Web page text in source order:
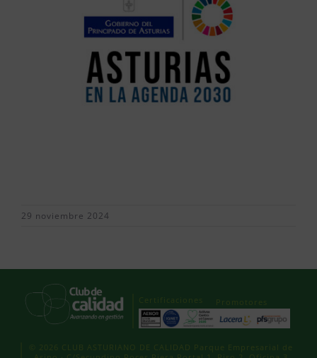
29 noviembre 2024
Certificaciones Promotores
© 2026 CLUB ASTURIANO DE CALIDAD Parque Empresarial de